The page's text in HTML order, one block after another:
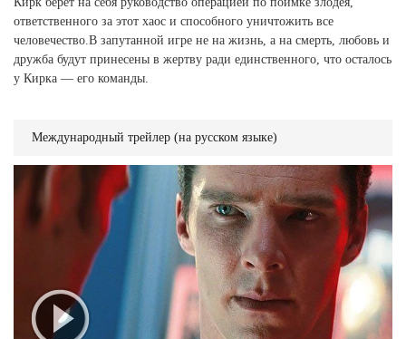
ответственного за этот хаос и способного уничтожить все
человечество.В запутанной игре не на жизнь, а на смерть, любовь и
дружба будут принесены в жертву ради единственного, что осталось
у Кирка — его команды.
Международный трейлер (на русском языке)